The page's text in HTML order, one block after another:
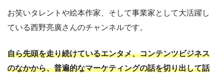
お笑いタレントや絵本作家、そして事業家として大活躍し
ている西野亮廣さんのチャンネルです。
自ら先頭を走り続けているエンタメ、コンテンツビジネス
のなかから、普遍的なマーケティングの話を切り出して話